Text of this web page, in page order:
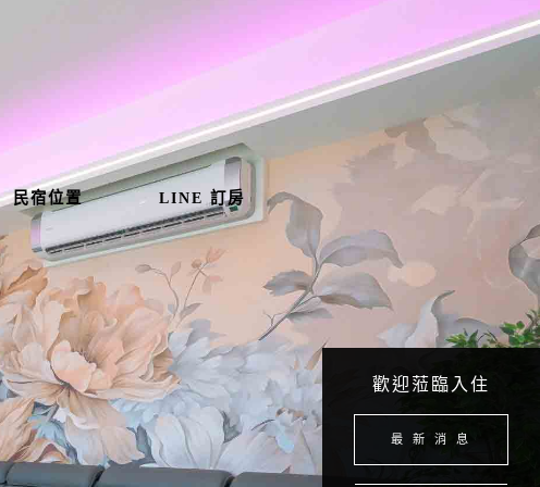
歡迎蒞臨入住
最 新 消 息
民宿位置 LINE 訂房